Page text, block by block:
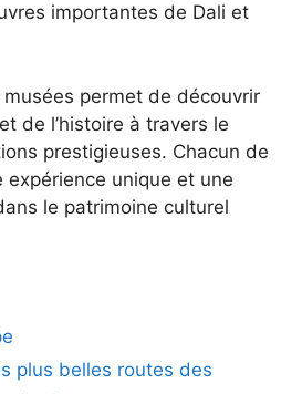
importantes de Dali et
permet de découvrir
de l’histoire à travers le
prestigieuses. Chacun de
expérience unique et une
le patrimoine culturel
plus belles routes des